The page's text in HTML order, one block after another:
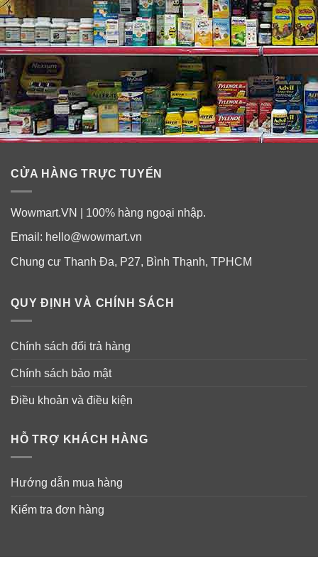
dụng kem chống nắng thích hợp để giảm thiểu sự tổn
hại cho da chưa? Để kem chống nắng phát huy tối đa
tác dụng, khi sử dụng bạn cần chú ý những điểm sau:
➣ Cần bôi kem chống nắng 30 phút trước khi đi ra
đường để kem kịp thấm vào da và phát huy tác dụng
chống nắng một cách tối đa.
➣ Chỉ cần bôi một lớp kem mỏng. Bôi quá nhiều vừa
không kịp thấm vào da sẽ có thể là nguyên nhân gây
CỬA HÀNG TRỰC TUYẾN
Wowmart.VN | 100% hàng ngoại nhập.
Email: hello@wowmart.vn
Chung cư Thanh Đa, P27, Bình Thạnh, TPHCM
QUY ĐỊNH VÀ CHÍNH SÁCH
Chính sách đổi trả hàng
Chính sách bảo mật
Điều khoản và điều kiện
HỖ TRỢ KHÁCH HÀNG
Hướng dẫn mua hàng
Kiểm tra đơn hàng